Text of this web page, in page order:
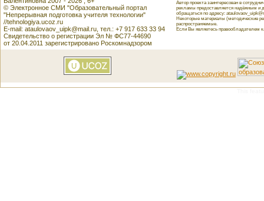
© Электронное СМИ "Образовательный портал
"Непрерывная подготовка учителя технологии"
//tehnologiya.ucoz.ru
E-mail: ataulovaov_uipk@mail.ru, тел.: +7 917 633 33 94
Свидетельство о регистрации Эл № ФС77-44690
от 20.04.2011 зарегистрировано Роскомнадзором
Автор проекта заинтересован в
рекламы предоставляется надёжным и
обращаться по адресу:
Некоторые материалы (методические
распространяемые.
Если Вы являетесь правообладателем